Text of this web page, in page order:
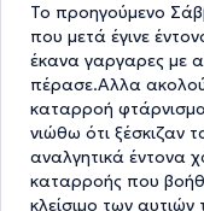
Το προηγούμενο
που μετά έγινε
έκανα γαργαρες με
πέρασε.Αλλα
καταρροή
νιώθω ότι ξέσκιζαν
αναλγητικά έντονα
καταρροής που
κλείσιμο των